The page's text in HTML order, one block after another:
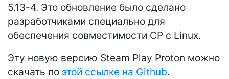
5.13-4. Это обновление было сделано
разработчиками специально для
обеспечения совместимости CP с Linux.
Эту новую версию Steam Play Proton можно
скачать по этой ссылке на Github.